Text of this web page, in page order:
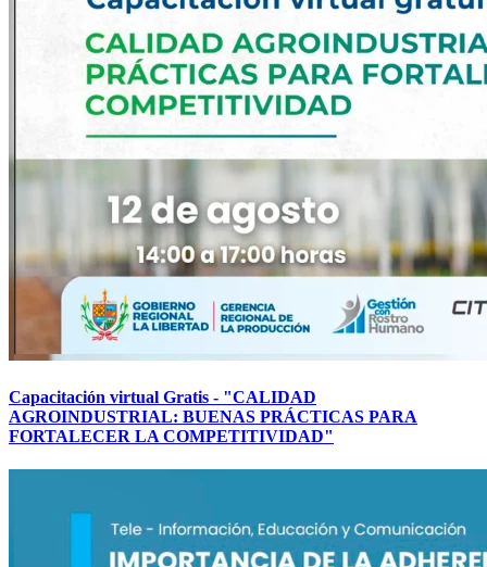
Capacitación virtual Gratis - "CALIDAD
AGROINDUSTRIAL: BUENAS PRÁCTICAS PARA
FORTALECER LA COMPETITIVIDAD"